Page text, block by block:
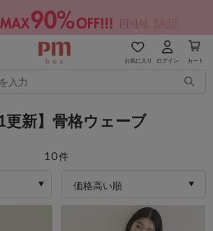
お気に入り ログイン カート
更新】骨格ウェーブ
10件
価格高い順